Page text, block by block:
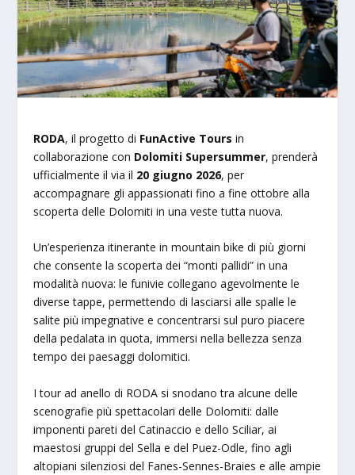
RODA, il progetto di FunActive Tours in
collaborazione con Dolomiti Supersummer, prenderà
ufficialmente il via il 20 giugno 2026, per
accompagnare gli appassionati fino a fine ottobre alla
scoperta delle Dolomiti in una veste tutta nuova.
Un’esperienza itinerante in mountain bike di più giorni
che consente la scoperta dei “monti pallidi” in una
modalità nuova: le funivie collegano agevolmente le
diverse tappe, permettendo di lasciarsi alle spalle le
salite più impegnative e concentrarsi sul puro piacere
della pedalata in quota, immersi nella bellezza senza
tempo dei paesaggi dolomitici.
I tour ad anello di RODA si snodano tra alcune delle
scenografie più spettacolari delle Dolomiti: dalle
imponenti pareti del Catinaccio e dello Sciliar, ai
maestosi gruppi del Sella e del Puez-Odle, fino agli
altopiani silenziosi del Fanes-Sennes-Braies e alle ampie